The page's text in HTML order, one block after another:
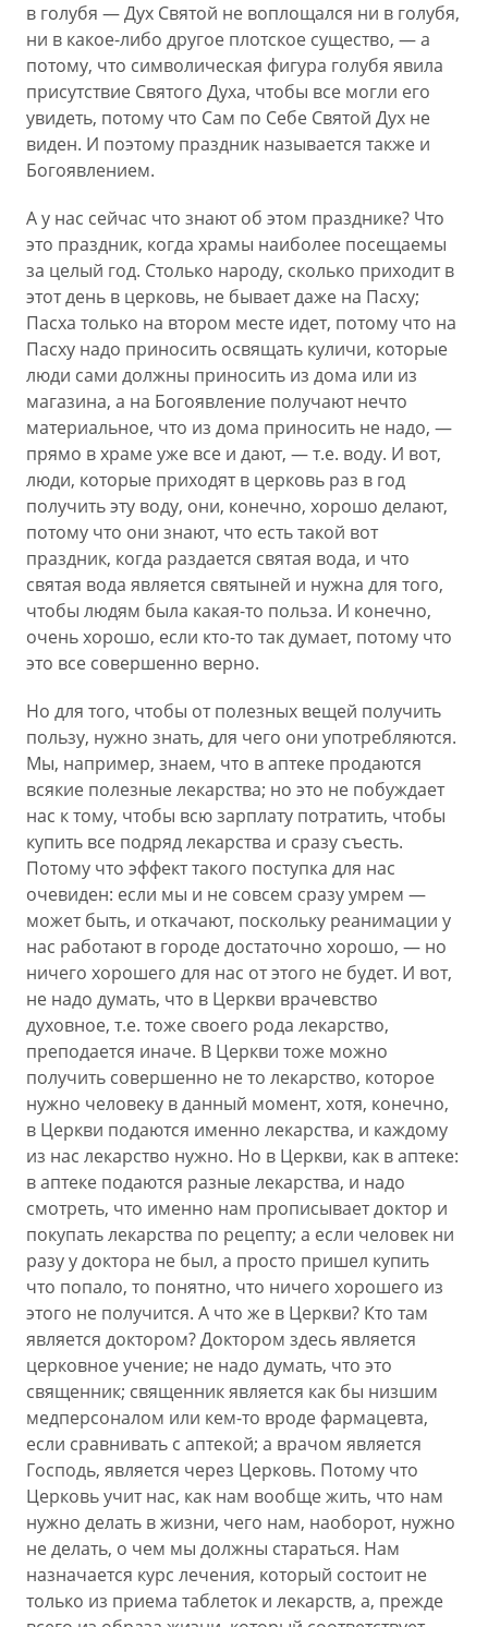
в голубя — Дух Святой не воплощался ни в голубя,
ни в какое-либо другое плотское существо, — а
потому, что символическая фигура голубя явила
присутствие Святого Духа, чтобы все могли его
увидеть, потому что Сам по Себе Святой Дух не
виден. И поэтому праздник называется также и
Богоявлением.
А у нас сейчас что знают об этом празднике? Что
это праздник, когда храмы наиболее посещаемы
за целый год. Столько народу, сколько приходит в
этот день в церковь, не бывает даже на Пасху;
Пасха только на втором месте идет, потому что на
Пасху надо приносить освящать куличи, которые
люди сами должны приносить из дома или из
магазина, а на Богоявление получают нечто
материальное, что из дома приносить не надо, —
прямо в храме уже все и дают, — т.е. воду. И вот,
люди, которые приходят в церковь раз в год
получить эту воду, они, конечно, хорошо делают,
потому что они знают, что есть такой вот
праздник, когда раздается святая вода, и что
святая вода является святыней и нужна для того,
чтобы людям была какая-то польза. И конечно,
очень хорошо, если кто-то так думает, потому что
это все совершенно верно.
Но для того, чтобы от полезных вещей получить
пользу, нужно знать, для чего они употребляются.
Мы, например, знаем, что в аптеке продаются
всякие полезные лекарства; но это не побуждает
нас к тому, чтобы всю зарплату потратить, чтобы
купить все подряд лекарства и сразу съесть.
Потому что эффект такого поступка для нас
очевиден: если мы и не совсем сразу умрем —
может быть, и откачают, поскольку реанимации у
нас работают в городе достаточно хорошо, — но
ничего хорошего для нас от этого не будет. И вот,
не надо думать, что в Церкви врачевство
духовное, т.е. тоже своего рода лекарство,
преподается иначе. В Церкви тоже можно
получить совершенно не то лекарство, которое
нужно человеку в данный момент, хотя, конечно,
в Церкви подаются именно лекарства, и каждому
из нас лекарство нужно. Но в Церкви, как в аптеке:
в аптеке подаются разные лекарства, и надо
смотреть, что именно нам прописывает доктор и
покупать лекарства по рецепту; а если человек ни
разу у доктора не был, а просто пришел купить
что попало, то понятно, что ничего хорошего из
этого не получится. А что же в Церкви? Кто там
является доктором? Доктором здесь является
церковное учение; не надо думать, что это
священник; священник является как бы низшим
медперсоналом или кем-то вроде фармацевта,
если сравнивать с аптекой; а врачом является
Господь, является через Церковь. Потому что
Церковь учит нас, как нам вообще жить, что нам
нужно делать в жизни, чего нам, наоборот, нужно
не делать, о чем мы должны стараться. Нам
назначается курс лечения, который состоит не
только из приема таблеток и лекарств, а, прежде